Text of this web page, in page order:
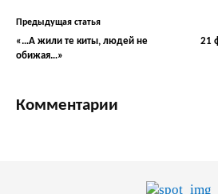
Предыдущая статья
«…А жили те киты, людей не
обижая…»
21
Комментарии